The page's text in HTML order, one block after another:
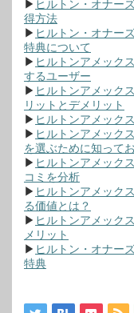
▶ ヒルトン・オナー
得方法
▶ ヒルトン・オナー
特典について
▶ ヒルトンアメック
するユーザー
▶ ヒルトンアメック
リットとデメリット
▶ ヒルトンアメック
▶ ヒルトンアメック
を選ぶために知って
▶ ヒルトンアメック
コミを分析
▶ ヒルトンアメック
る価値とは？
▶ ヒルトンアメック
メリット
▶ ヒルトン・オナー
特典